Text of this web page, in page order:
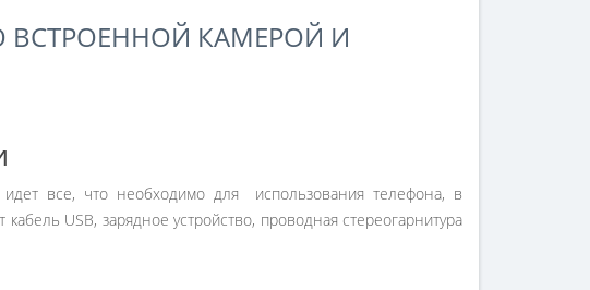
ВСТРОЕННОЙ КАМЕРОЙ И
все, что необходимо для использования телефона, в
USB, зарядное устройство, проводная стереогарнитура